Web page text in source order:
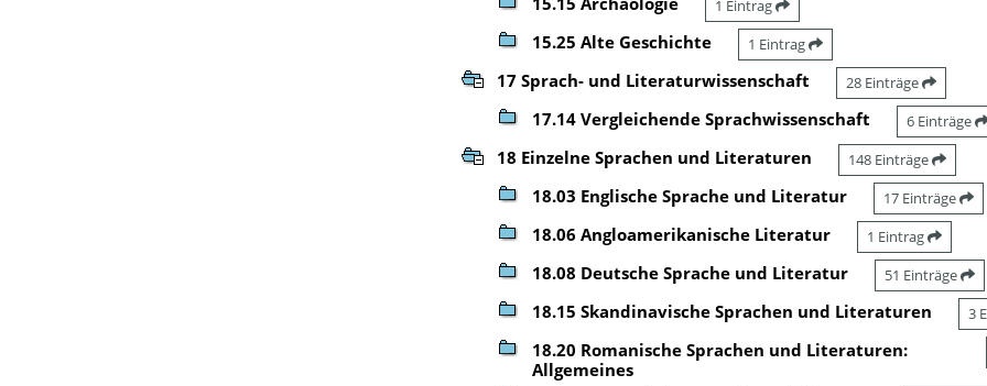
1 Eintrag
15.25 Alte Geschichte 1 Eintrag
17 Sprach- und Literaturwissenschaft 28 Einträge
17.14 Vergleichende Sprachwissenschaft 6 Einträge
18 Einzelne Sprachen und Literaturen 148 Einträge
18.03 Englische Sprache und Literatur 17 Einträge
18.06 Angloamerikanische Literatur 1 Eintrag
18.08 Deutsche Sprache und Literatur 51 Einträge
18.15 Skandinavische Sprachen und Literaturen 3
18.20 Romanische Sprachen und Literaturen:
Allgemeines